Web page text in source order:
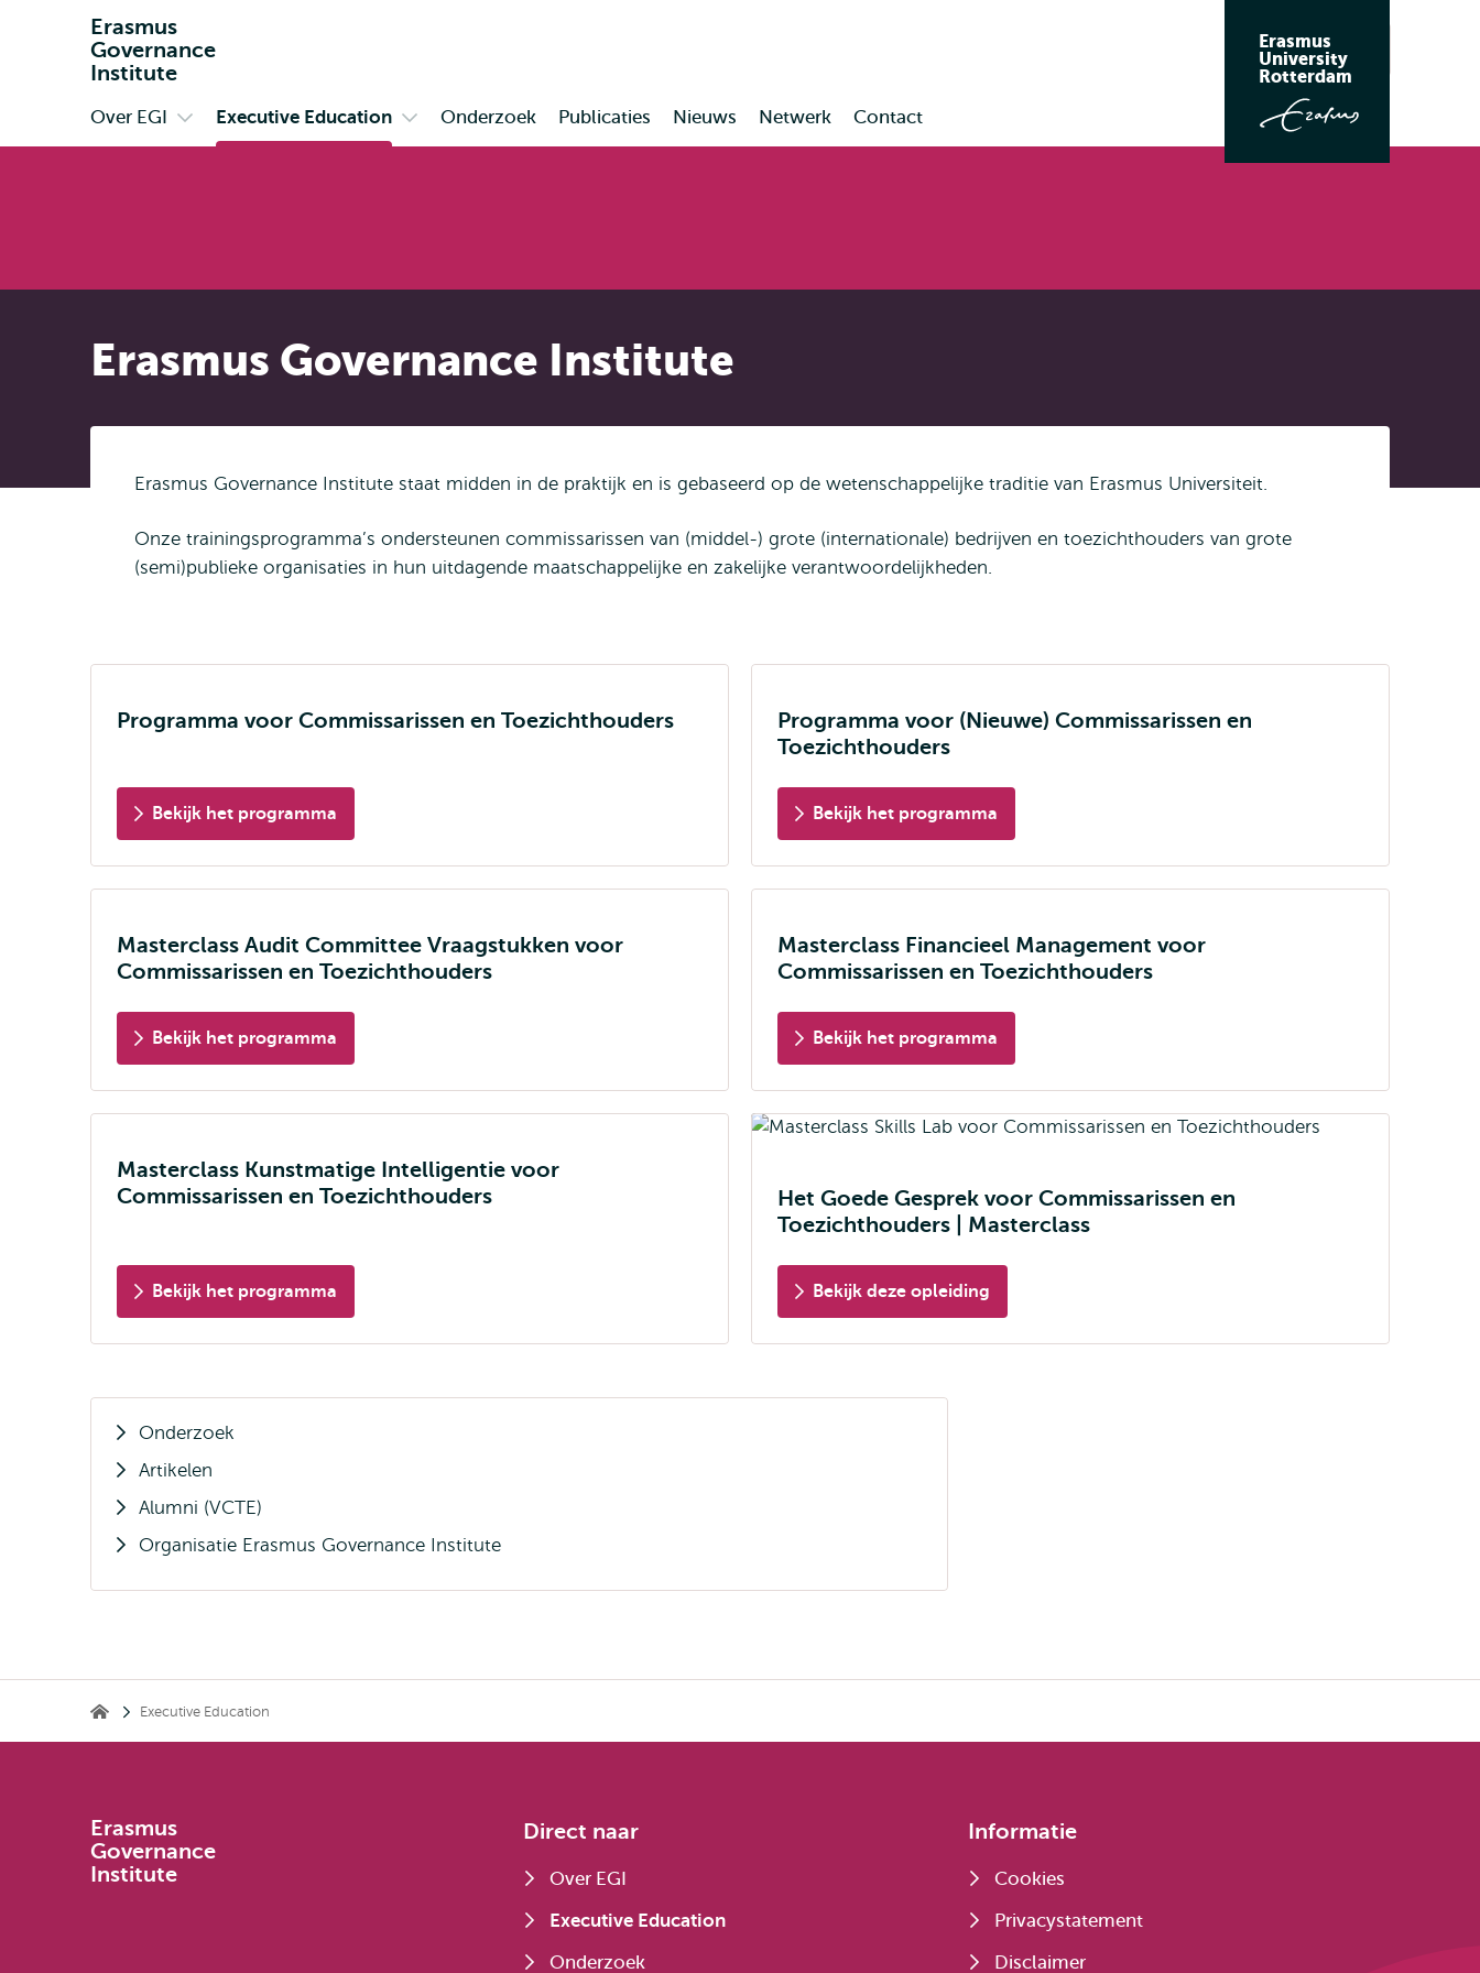
Erasmus
Governance
Institute
Zoeken
Erasmus
University
Rotterdam
Primair
Over EGI Executive Education Onderzoek Publicaties Nieuws Netwerk Contact
Erasmus Governance Institute
Erasmus Governance Institute staat midden in de praktijk en is gebaseerd op de wetenschappelijke traditie van Erasmus Universiteit.
Onze trainingsprogramma’s ondersteunen commissarissen van (middel-) grote (internationale) bedrijven en toezichthouders van grote
(semi)publieke organisaties in hun uitdagende maatschappelijke en zakelijke verantwoordelijkheden.
Programma voor Commissarissen en Toezichthouders
Bekijk het programma
Programma voor (Nieuwe) Commissarissen en
Toezichthouders
Bekijk het programma
Masterclass Audit Committee Vraagstukken voor
Commissarissen en Toezichthouders
Bekijk het programma
Masterclass Financieel Management voor
Commissarissen en Toezichthouders
Bekijk het programma
Masterclass Kunstmatige Intelligentie voor
Commissarissen en Toezichthouders
Bekijk het programma
Het Goede Gesprek voor Commissarissen en
Toezichthouders | Masterclass
Bekijk deze opleiding
Onderzoek
Artikelen
Alumni (VCTE)
Organisatie Erasmus Governance Institute
Erasmus Governance Institute
Executive Education
Erasmus
Governance
Institute
Direct naar
Over EGI
Executive Education
Onderzoek
Informatie
Cookies
Privacystatement
Disclaimer